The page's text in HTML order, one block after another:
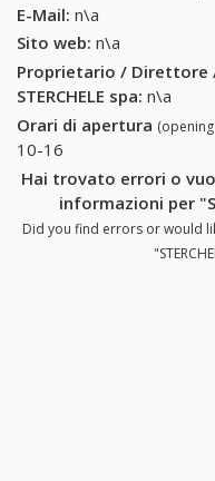
E-Mail: n\a
Sito web: n\a
Proprietario / Direttore
STERCHELE spa: n\a
Orari di apertura
10-16
Hai trovato errori o
informazioni per
Did you find errors or would